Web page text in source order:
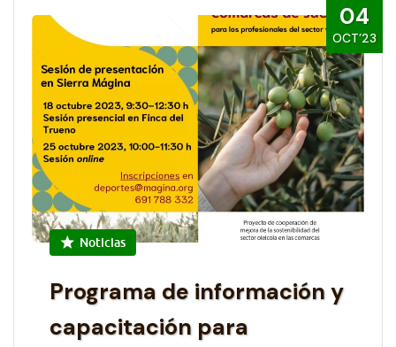
04
OCT’23
Noticias
Programa de información y
capacitación para